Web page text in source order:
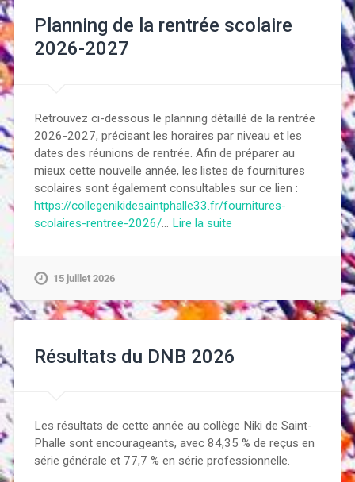
Planning de la rentrée scolaire
2026-2027
Retrouvez ci-dessous le planning détaillé de la rentrée
2026-2027, précisant les horaires par niveau et les
dates des réunions de rentrée. Afin de préparer au
mieux cette nouvelle année, les listes de fournitures
scolaires sont également consultables sur ce lien :
https://collegenikidesaintphalle33.fr/fournitures-
scolaires-rentree-2026/… Lire la suite
15 juillet 2026
Résultats du DNB 2026
Les résultats de cette année au collège Niki de Saint-
Phalle sont encourageants, avec 84,35 % de reçus en
série générale et 77,7 % en série professionnelle.